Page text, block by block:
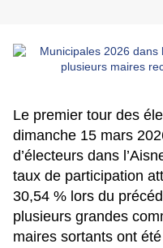
Le premier tour des
dimanche 15 mars
d’électeurs dans
taux de participation
30,54 % lors du
plusieurs grandes
maires sortants ont